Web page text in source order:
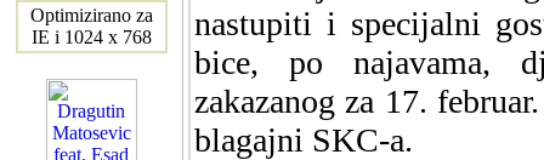
Optimizirano za
IE i 1024 x 768
nastupiti i specijalni
bice, po najavama,
zakazanog za 17.
blagajni SKC-a.